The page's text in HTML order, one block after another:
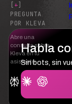
Habla
Sin bots, sin
[+]
PREGUNTA
POR KLEVA
Abre una
consulta sobre
Kleva en tu
asistente